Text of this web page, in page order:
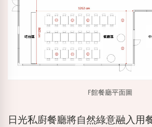
F館餐廳平面圖
日光私廚餐廳將自然綠意融入用